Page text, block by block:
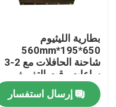
بيت
بطارية الليثيوم
650*195*560mm
شاحنة الحافلات مع 2-3
ساعات وقت التفريغ
للعمليات
إرسال استفسار